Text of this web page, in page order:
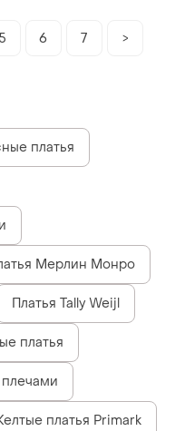
6 7 >
платья
Мерлин Монро
Платья Tally Weijl
платья
платья Primark